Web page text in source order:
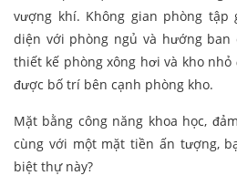
vượng khí. Không gian phòng
diện với phòng ngủ và hướng ban
thiết kế phòng xông hơi và kho
được bố trí bên cạnh phòng kho.
Mặt bằng công năng khoa học,
cùng với một mặt tiền ấn tượng,
biệt thự này?